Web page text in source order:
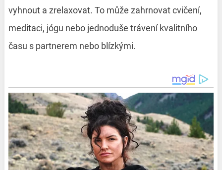
vyhnout a zrelaxovat. To může zahrnovat cvičení,
meditaci, jógu nebo jednoduše trávení kvalitního
času s partnerem nebo blízkými.